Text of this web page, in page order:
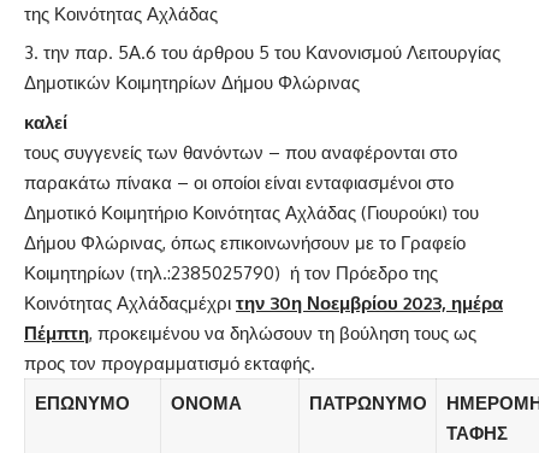
της Κοινότητας Αχλάδας
την παρ. 5Α.6 του άρθρου 5 του Κανονισμού Λειτουργίας
Δημοτικών Κοιμητηρίων Δήμου Φλώρινας
καλεί
τους συγγενείς των θανόντων – που αναφέρονται στο
παρακάτω πίνακα – οι οποίοι είναι ενταφιασμένοι στο
Δημοτικό Κοιμητήριο Κοινότητας Αχλάδας (Γιουρούκι) του
Δήμου Φλώρινας, όπως επικοινωνήσουν με το Γραφείο
Κοιμητηρίων (τηλ.:2385025790) ή τον Πρόεδρο της
Κοινότητας Αχλάδαςμέχρι την 30η Νοεμβρίου 2023, ημέρα
Πέμπτη, προκειμένου να δηλώσουν τη βούληση τους ως
προς τον προγραμματισμό εκταφής.
ΕΠΩΝΥΜΟ
ΟΝΟΜΑ ΠΑΤΡΩΝΥΜΟ
ΤΑΦΗΣ